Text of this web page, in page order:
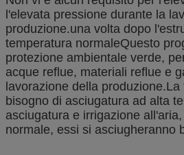
l'elevata pressione durante la
produzione.una volta dopo
temperatura normaleQuesto
protezione ambientale verde,
acque reflue, materiali reflue e
lavorazione della
bisogno di asciugatura ad alta
asciugatura e irrigazione
normale, essi si asciugheranno